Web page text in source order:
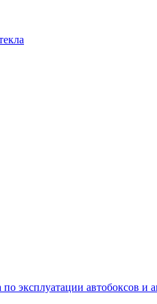
эксплуатации автобоксов